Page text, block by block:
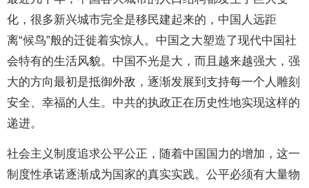
化，很多新兴城市完全是移民建起来的，中国人远距
离“候鸟”般的迁徙着实惊人。中国之大塑造了现代中国社
会特有的生活风貌。中国不光是大，而且越来越强大，强
大的方向最初是抵御外敌，逐渐发展到支持每一个人雕刻
安全、幸福的人生。中共的执政正在历史性地实现这样的
递进。
社会主义制度追求公平公正，随着中国国力的增加，这一
制度性承诺逐渐成为国家的真实实践。公平必须有大量物